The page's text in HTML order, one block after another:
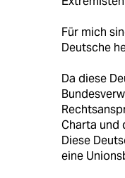
Für mich
Deutsche
Da diese
Charta und
Diese
eine